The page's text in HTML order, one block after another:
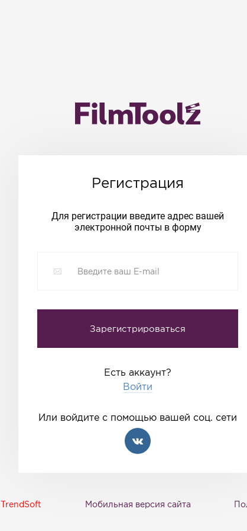
Регистрация
Для регистрации введите адрес вашей
электронной почты в форму
Есть аккаунт?
Войти
Или войдите с помощью вашей соц. сети
TrendSoft Мобильная версия сайта